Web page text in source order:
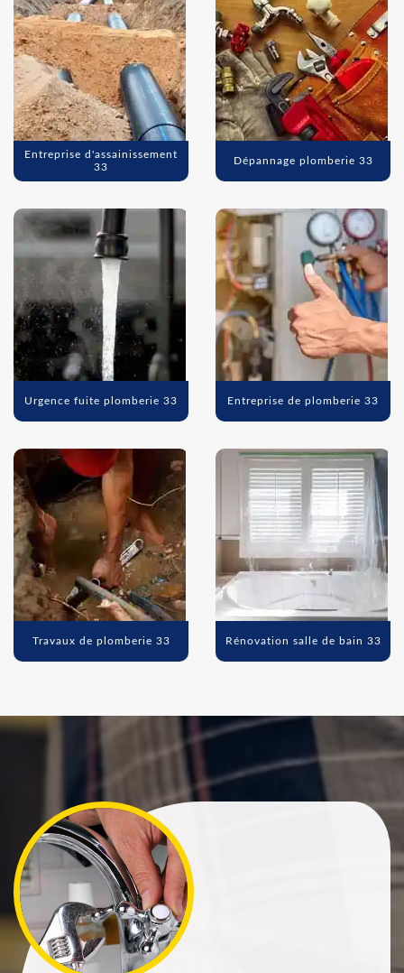
Entreprise d'assainissement
33
Dépannage plomberie 33
Urgence fuite plomberie 33 Entreprise de plomberie 33
Travaux de plomberie 33 Rénovation salle de bain 33